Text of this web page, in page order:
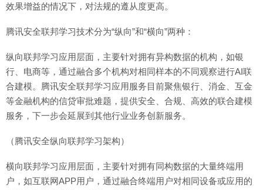
效果增益的情况下，对法规的遵从度更高。
腾讯安全联邦学习技术分为“纵向”和“横向”两种：
纵向联邦学习应用层面，主要针对拥有异构数据的机构，如银
行、电商等，通过融合多个机构对相同样本的不同观察进行AI联
合建模。腾讯安全联邦学习应用服务目前聚焦银行、消金、互金
等金融机构的信贷审批难题，提供安全、合规、高效的联合建模
服务，下一步会延展到其他行业业务创新服务。
（腾讯安全纵向联邦学习架构）
横向联邦学习应用层面，主要针对拥有同构数据的大量终端用
户，如互联网APP用户，通过融合终端用户对相同设备或应用的